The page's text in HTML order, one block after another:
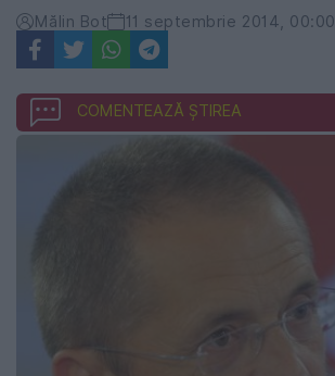
Mălin Bot 11 septembrie 2014, 00:00
COMENTEAZĂ ȘTIREA